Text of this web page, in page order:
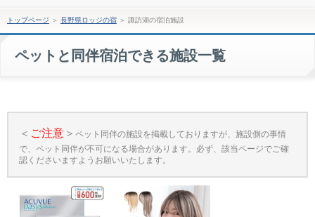
トップページ ＞ 長野県ロッジの宿＞ 諏訪湖の宿泊施設
ペットと同伴宿泊できる施設一覧
＜ ご注意＞ ペット同伴の施設を掲載しておりますが、施設側の事情
で、ペット同伴が不可になる場合があります。必ず、該当ページでご確
認くださいますようお願いいたします。